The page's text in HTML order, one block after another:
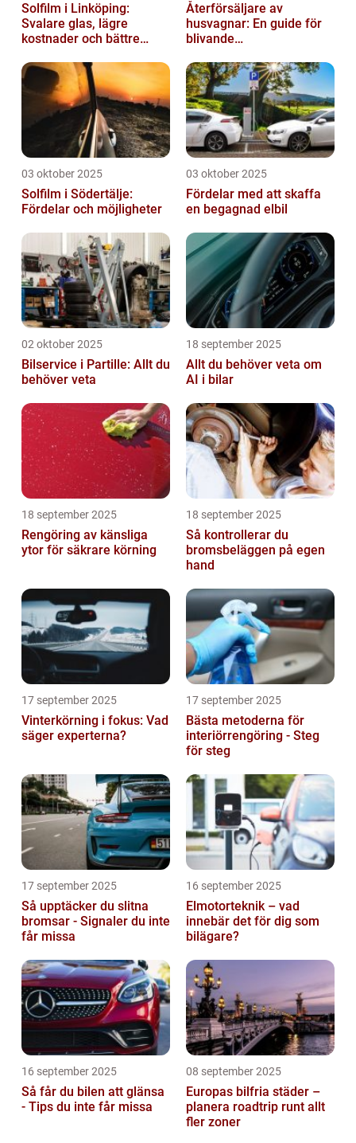
Solfilm i Linköping:
Svalare glas, lägre
kostnader och bättre
Återförsäljare av
husvagnar: En guide för
blivande
03 oktober 2025
Solfilm i Södertälje:
Fördelar och möjligheter
03 oktober 2025
Fördelar med att skaffa
en begagnad elbil
02 oktober 2025
Bilservice i Partille: Allt du
behöver veta
18 september 2025
Allt du behöver veta om
AI i bilar
18 september 2025
Rengöring av känsliga
ytor för säkrare körning
18 september 2025
Så kontrollerar du
bromsbeläggen på egen
hand
17 september 2025
Vinterkörning i fokus: Vad
säger experterna?
17 september 2025
Bästa metoderna för
interiörrengöring - Steg
för steg
17 september 2025
Så upptäcker du slitna
bromsar - Signaler du inte
får missa
16 september 2025
Elmotorteknik – vad
innebär det för dig som
bilägare?
16 september 2025
Så får du bilen att glänsa
- Tips du inte får missa
08 september 2025
Europas bilfria städer –
planera roadtrip runt allt
fler zoner